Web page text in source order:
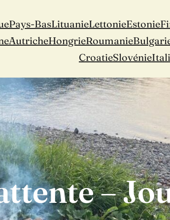
Pays-BasLituanieLettonieEstonie
AutricheHongrieRoumanie
CroatieSlovénie
–